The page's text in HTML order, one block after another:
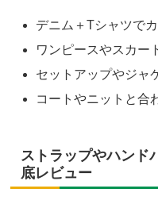
デニム＋Tシャツで
ワンピースやスカー
セットアップやジャ
コートやニットと合
ストラップやハンド
底レビュー